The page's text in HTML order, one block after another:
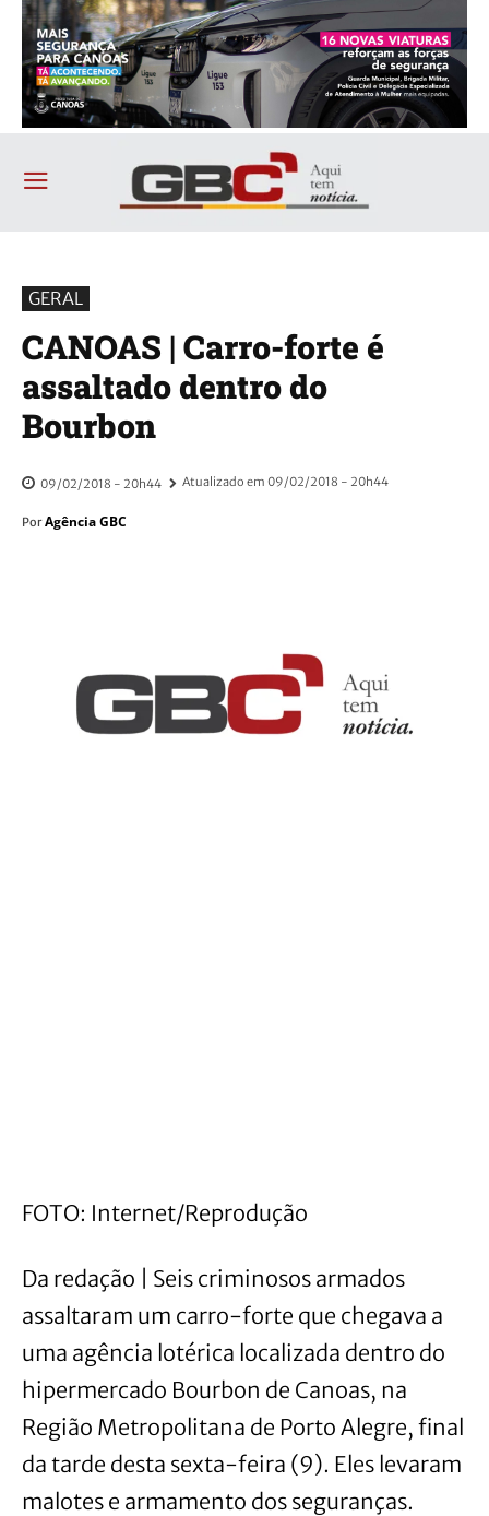
GERAL
CANOAS | Carro-forte é
assaltado dentro do
Bourbon
09/02/2018 - 20h44 Atualizado em 09/02/2018 - 20h44
Por Agência GBC
FOTO: Internet/Reprodução
Da redação | Seis criminosos armados
assaltaram um carro-forte que chegava a
uma agência lotérica localizada dentro do
hipermercado Bourbon de Canoas, na
Região Metropolitana de Porto Alegre, final
da tarde desta sexta-feira (9). Eles levaram
malotes e armamento dos seguranças.